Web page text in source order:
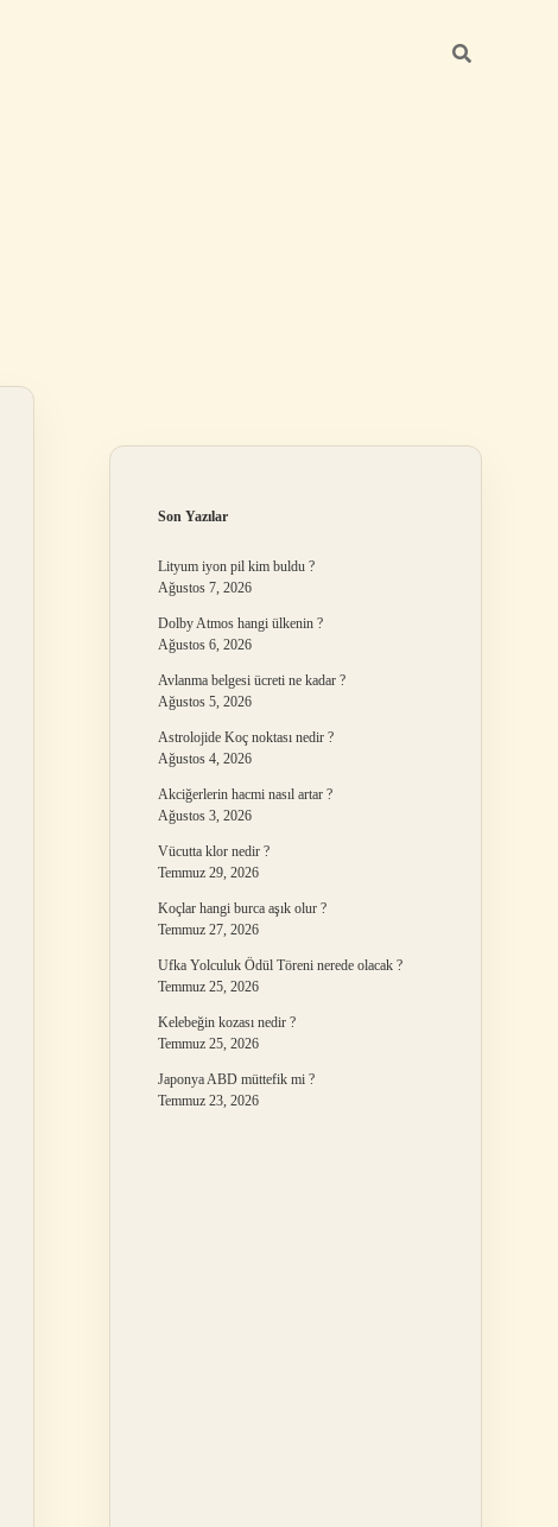
Son Yazılar
Lityum iyon pil kim buldu ?
Ağustos 7, 2026
Dolby Atmos hangi ülkenin ?
Ağustos 6, 2026
Avlanma belgesi ücreti ne kadar ?
Ağustos 5, 2026
Astrolojide Koç noktası nedir ?
Ağustos 4, 2026
Akciğerlerin hacmi nasıl artar ?
Ağustos 3, 2026
Vücutta klor nedir ?
Temmuz 29, 2026
Koçlar hangi burca aşık olur ?
Temmuz 27, 2026
Ufka Yolculuk Ödül Töreni nerede olacak ?
Temmuz 25, 2026
Kelebeğin kozası nedir ?
Temmuz 25, 2026
Japonya ABD müttefik mi ?
Temmuz 23, 2026